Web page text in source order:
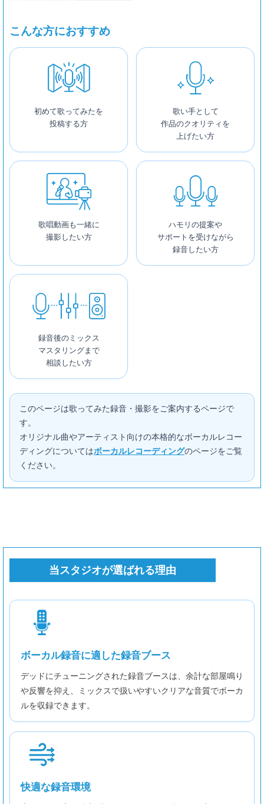
こんな方におすすめ
初めて歌ってみたを
投稿する方
歌い手として
作品のクオリティを
上げたい方
歌唱動画も一緒に
撮影したい方
ハモリの提案や
サポートを受けながら
録音したい方
録音後のミックス
マスタリングまで
相談したい方
このページは歌ってみた録音・撮影をご案内するページで
す。
オリジナル曲やアーティスト向けの本格的なボーカルレコー
ディングについてはボーカルレコーディングのページをご覧
ください。
当スタジオが選ばれる理由
ボーカル録音に適した録音ブース
デッドにチューニングされた録音ブースは、余計な部屋鳴り
や反響を抑え、ミックスで扱いやすいクリアな音質でボーカ
ルを収録できます。
快適な録音環境